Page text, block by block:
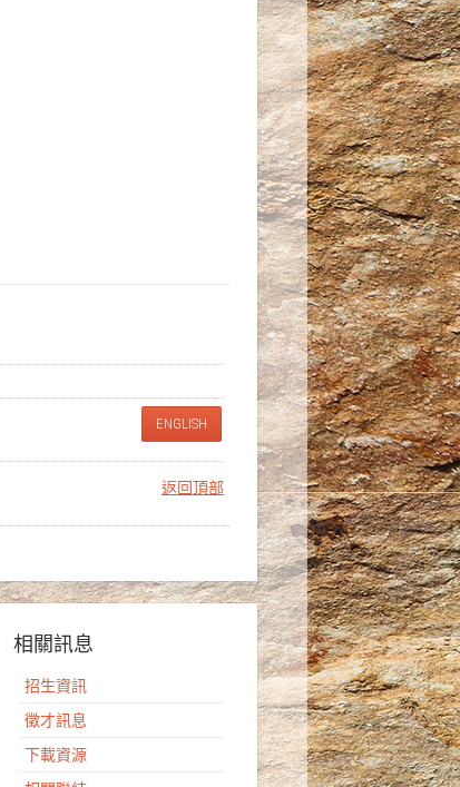
ENGLISH
返回頂部
相關訊息
招生資訊
徵才訊息
下載資源